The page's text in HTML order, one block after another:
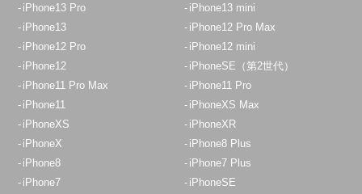
iPhone13 Pro
iPhone13 mini
iPhone13
iPhone12 Pro Max
iPhone12 Pro
iPhone12 mini
iPhone12
iPhoneSE（第2世代）
iPhone11 Pro Max
iPhone11 Pro
iPhone11
iPhoneXS Max
iPhoneXS
iPhoneXR
iPhoneX
iPhone8 Plus
iPhone8
iPhone7 Plus
iPhone7
iPhoneSE